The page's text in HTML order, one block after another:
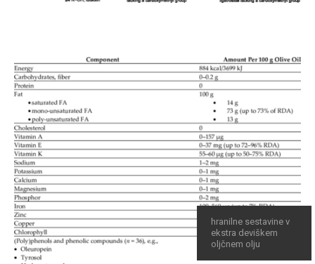
hranilne sestavine v
ekstra deviškem
oljčnem olju